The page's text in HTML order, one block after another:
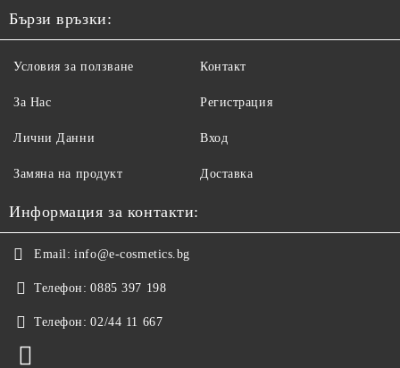
Бързи връзки:
Условия за ползване
За Нас
Лични Данни
Замяна на продукт
Контакт
Регистрация
Вход
Доставка
Информация за контакти:
Email: info@e-cosmetics.bg
Телефон: 0885 397 198
Телефон: 02/44 11 667